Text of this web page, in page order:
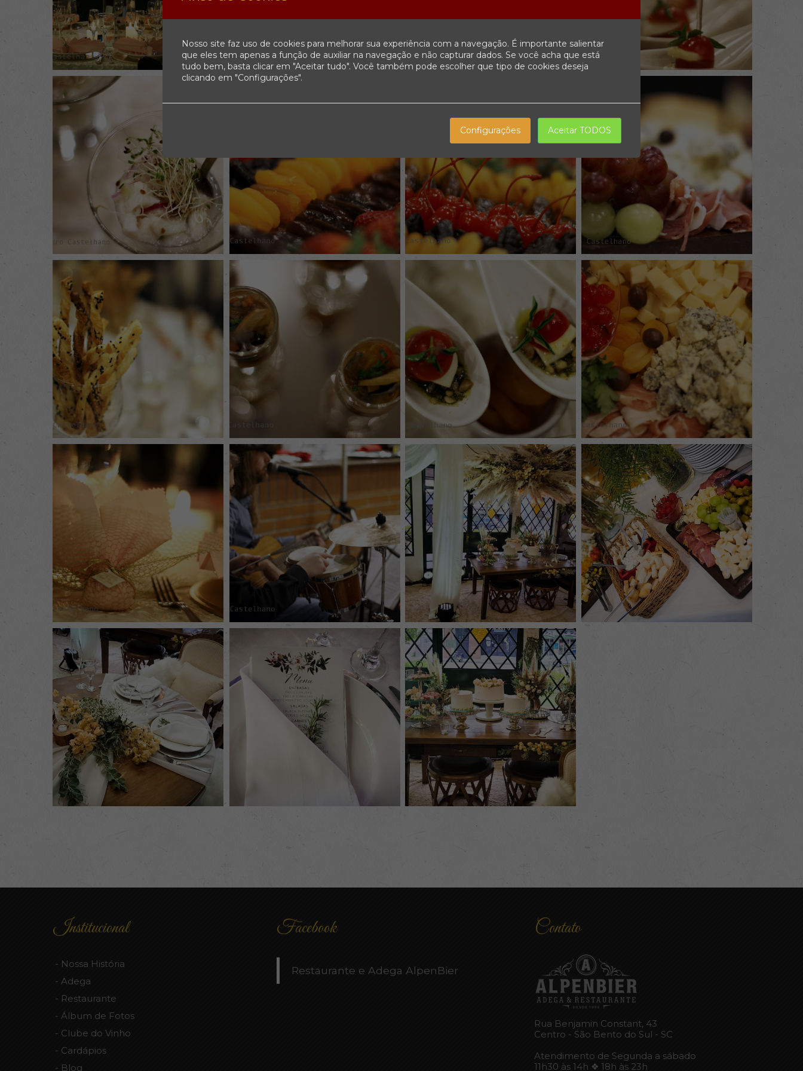
Institucional
Nossa História
Adega
Restaurante
Álbum de Fotos
Clube do Vinho
Cardápios
Blog
Facebook
Restaurante e Adega AlpenBier
Contato
Rua Benjamin Constant, 43
Centro - São Bento do Sul - SC
Atendimento de Segunda a sábado
11h30 às 14h ❖ 18h às 23h
Nosso site faz uso de cookies para melhorar sua experiência com a navegação. É importante salientar
que eles tem apenas a função de auxiliar na navegação e não capturar dados. Se você acha que está
tudo bem, basta clicar em "Aceitar tudo". Você também pode escolher que tipo de cookies deseja
clicando em "Configurações".
Configurações Aceitar TODOS